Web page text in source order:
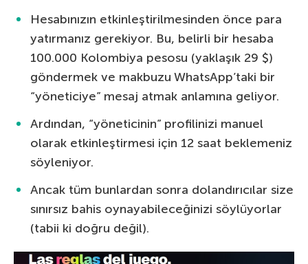
Hesabınızın etkinleştirilmesinden önce para
yatırmanız gerekiyor. Bu, belirli bir hesaba
100.000 Kolombiya pesosu (yaklaşık 29 $)
göndermek ve makbuzu WhatsApp’taki bir
“yöneticiye” mesaj atmak anlamına geliyor.
Ardından, “yöneticinin” profilinizi manuel
olarak etkinleştirmesi için 12 saat beklemeniz
söyleniyor.
Ancak tüm bunlardan sonra dolandırıcılar size
sınırsız bahis oynayabileceğinizi söylüyorlar
(tabii ki doğru değil).